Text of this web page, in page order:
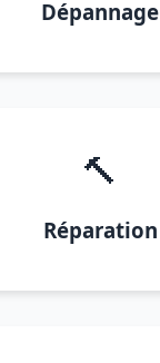
Dépannage
🔨
Réparation